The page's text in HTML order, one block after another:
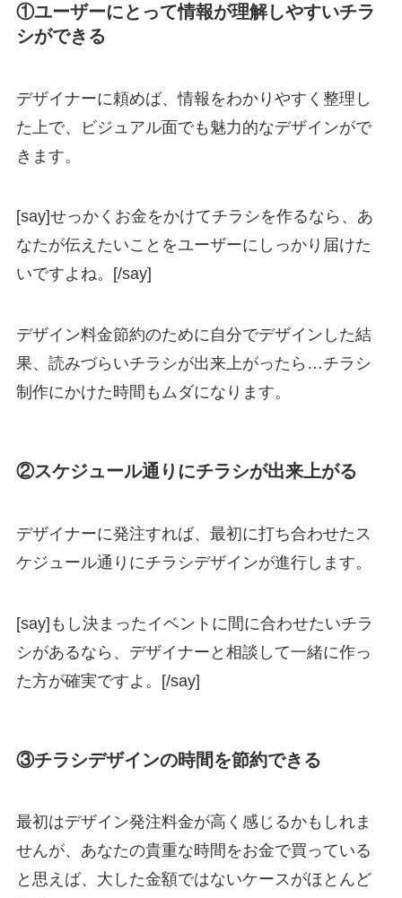
①ユーザーにとって情報が理解しやすいチラ
シができる
デザイナーに頼めば、情報をわかりやすく整理し
た上で、ビジュアル面でも魅力的なデザインがで
きます。
[say]せっかくお金をかけてチラシを作るなら、あ
なたが伝えたいことをユーザーにしっかり届けた
いですよね。[/say]
デザイン料金節約のために自分でデザインした結
果、読みづらいチラシが出来上がったら…チラシ
制作にかけた時間もムダになります。
②スケジュール通りにチラシが出来上がる
デザイナーに発注すれば、最初に打ち合わせたス
ケジュール通りにチラシデザインが進行します。
[say]もし決まったイベントに間に合わせたいチラ
シがあるなら、デザイナーと相談して一緒に作っ
た方が確実ですよ。[/say]
③チラシデザインの時間を節約できる
最初はデザイン発注料金が高く感じるかもしれま
せんが、あなたの貴重な時間をお金で買っている
と思えば、大した金額ではないケースがほとんど